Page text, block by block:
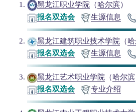
黑龙江职业学院 （哈尔滨）
报名双选会
生源信息
黑龙江建筑职业技术学院 （
报名双选会
生源信息
黑龙江艺术职业学院 （哈尔滨
报名双选会
专业介绍